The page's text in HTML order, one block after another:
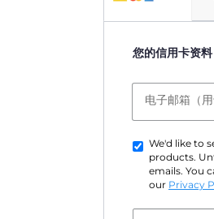
您的信用卡资料
电子邮箱（用
We'd like to
products.
emails. You
our Privacy